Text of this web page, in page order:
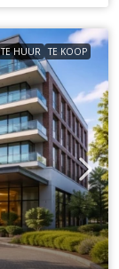
TE HUUR TE KOOP